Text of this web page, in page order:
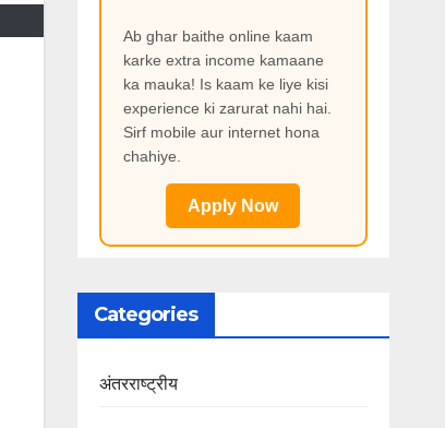
Ab ghar baithe online kaam
karke extra income kamaane
ka mauka! Is kaam ke liye kisi
experience ki zarurat nahi hai.
Sirf mobile aur internet hona
chahiye.
Apply Now
Categories
अंतरराष्ट्रीय